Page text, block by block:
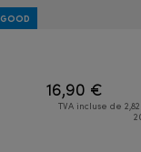
16,90 €
TVA incluse de